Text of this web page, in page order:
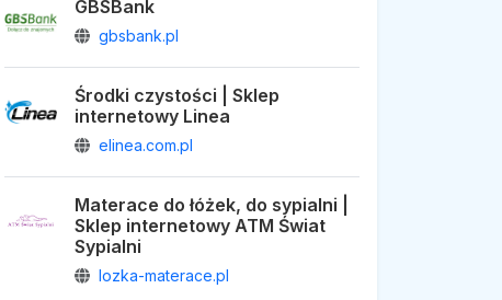
GBSBank
gbsbank.pl
Środki czystości | Sklep
internetowy Linea
elinea.com.pl
Materace do łóżek, do sypialni |
Sklep internetowy ATM Świat
Sypialni
lozka-materace.pl